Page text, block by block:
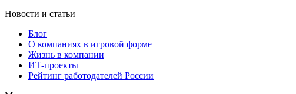
Новости и статьи
Блог
О компаниях в игровой форме
Жизнь в компании
ИТ-проекты
Рейтинг работодателей России